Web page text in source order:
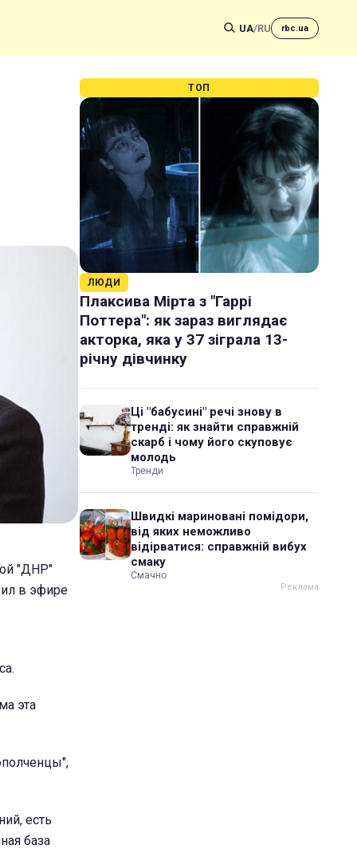
UA/RU rbc.ua
"ДНР"
в эфире
эта
есть
база
ТОП
ЛЮДИ
Плаксива Мірта з "Гаррі
Поттера": як зараз виглядає
акторка, яка у 37 зіграла 13-
річну дівчинку
Ці "бабусині" речі знову в
тренді: як знайти справжній
скарб і чому його скуповує
молодь
Тренди
Швидкі мариновані помідори,
від яких неможливо
відірватися: справжній вибух
смаку
Смачно